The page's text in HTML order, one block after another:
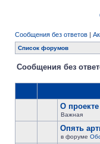
Сообщения без ответов |
Список форумов
Сообщения без
О
Важная
Опять
в форуме